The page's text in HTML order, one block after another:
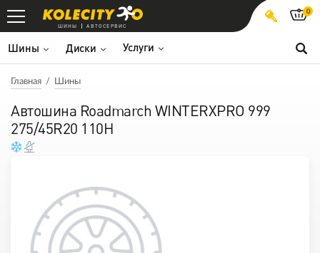
ШИНЫ АВТОСЕРВИС
Шины Диски Услуги
0
Главная Шины
Автошина Roadmarch WINTERXPRO 999
275/45R20 110H